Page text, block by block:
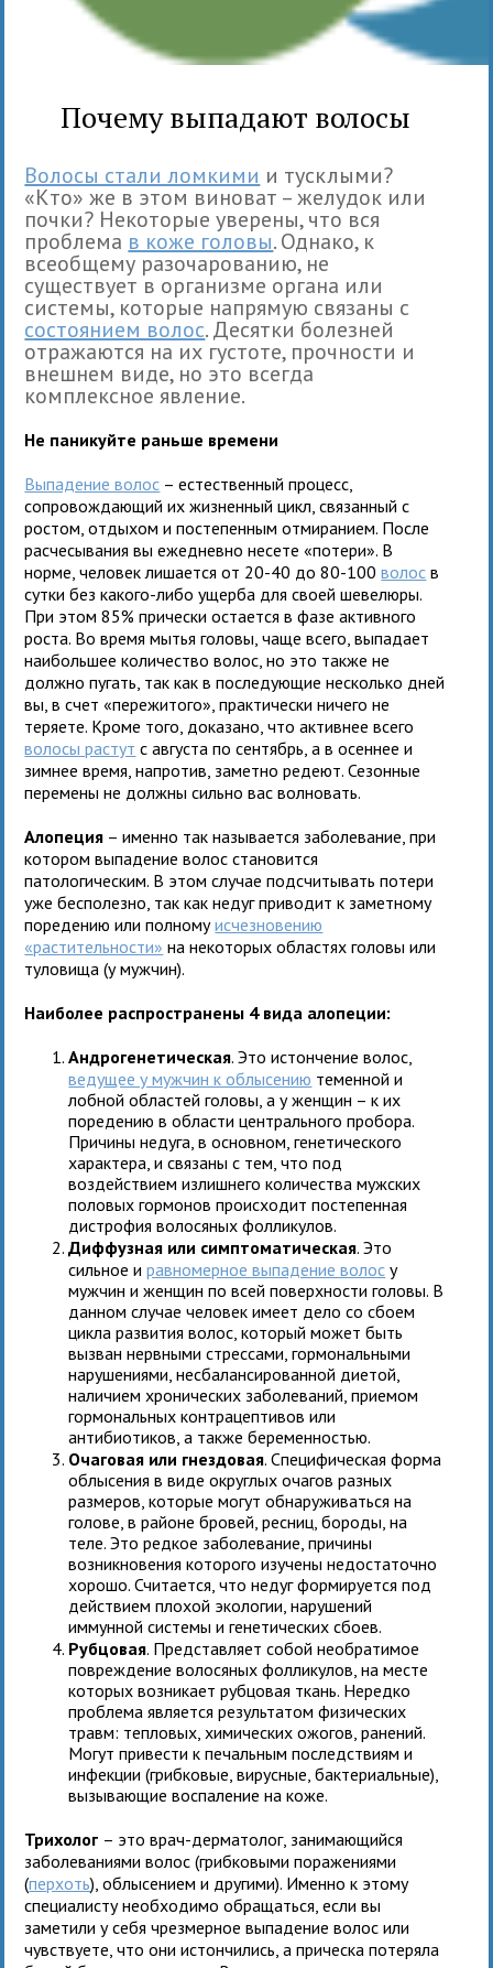
Почему выпадают волосы
Волосы стали ломкими и тусклыми?
«Кто» же в этом виноват – желудок или
почки? Некоторые уверены, что вся
проблема в коже головы. Однако, к
всеобщему разочарованию, не
существует в организме органа или
системы, которые напрямую связаны с
состоянием волос. Десятки болезней
отражаются на их густоте, прочности и
внешнем виде, но это всегда
комплексное явление.
Не паникуйте раньше времени
Выпадение волос – естественный процесс,
сопровождающий их жизненный цикл, связанный с
ростом, отдыхом и постепенным отмиранием. После
расчесывания вы ежедневно несете «потери». В
норме, человек лишается от 20-40 до 80-100волос в
сутки без какого-либо ущерба для своей шевелюры.
При этом 85% прически остается в фазе активного
роста. Во время мытья головы, чаще всего, выпадает
наибольшее количество волос, но это также не
должно пугать, так как в последующие несколько дней
вы, в счет «пережитого», практически ничего не
теряете. Кроме того, доказано, что активнее всего
волосы растут с августа по сентябрь, а в осеннее и
зимнее время, напротив, заметно редеют. Сезонные
перемены не должны сильно вас волновать.
Алопеция – именно так называется заболевание, при
котором выпадение волос становится
патологическим. В этом случае подсчитывать потери
уже бесполезно, так как недуг приводит к заметному
поредению или полномуисчезновению
«растительности» на некоторых областях головы или
туловища (у мужчин).
Наиболее распространены 4 вида алопеции:
Андрогенетическая. Это истончение волос,
ведущее у мужчин к облысению теменной и
лобной областей головы, а у женщин – к их
поредению в области центрального пробора.
Причины недуга, в основном, генетического
характера, и связаны с тем, что под
воздействием излишнего количества мужских
половых гормонов происходит постепенная
дистрофия волосяных фолликулов.
Диффузная или симптоматическая. Это
сильное иравномерное выпадение волос у
мужчин и женщин по всей поверхности головы. В
данном случае человек имеет дело со сбоем
цикла развития волос, который может быть
вызван нервными стрессами, гормональными
нарушениями, несбалансированной диетой,
наличием хронических заболеваний, приемом
гормональных контрацептивов или
антибиотиков, а также беременностью.
Очаговая или гнездовая. Специфическая форма
облысения в виде округлых очагов разных
размеров, которые могут обнаруживаться на
голове, в районе бровей, ресниц, бороды, на
теле. Это редкое заболевание, причины
возникновения которого изучены недостаточно
хорошо. Считается, что недуг формируется под
действием плохой экологии, нарушений
иммунной системы и генетических сбоев.
Рубцовая. Представляет собой необратимое
повреждение волосяных фолликулов, на месте
которых возникает рубцовая ткань. Нередко
проблема является результатом физических
травм: тепловых, химических ожогов, ранений.
Могут привести к печальным последствиям и
инфекции (грибковые, вирусные, бактериальные),
вызывающие воспаление на коже.
Трихолог – это врач-дерматолог, занимающийся
заболеваниями волос (грибковыми поражениями
(перхоть), облысением и другими). Именно к этому
специалисту необходимо обращаться, если вы
заметили у себя чрезмерное выпадение волос или
чувствуете, что они истончились, а прическа потеряла